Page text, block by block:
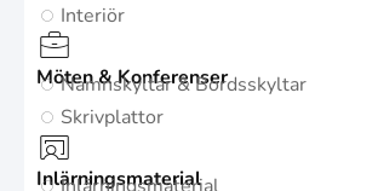
Interiör
Möten & Konferenser
Namnskyltar & Bordsskyltar
Skrivplattor
Inlärningsmaterial